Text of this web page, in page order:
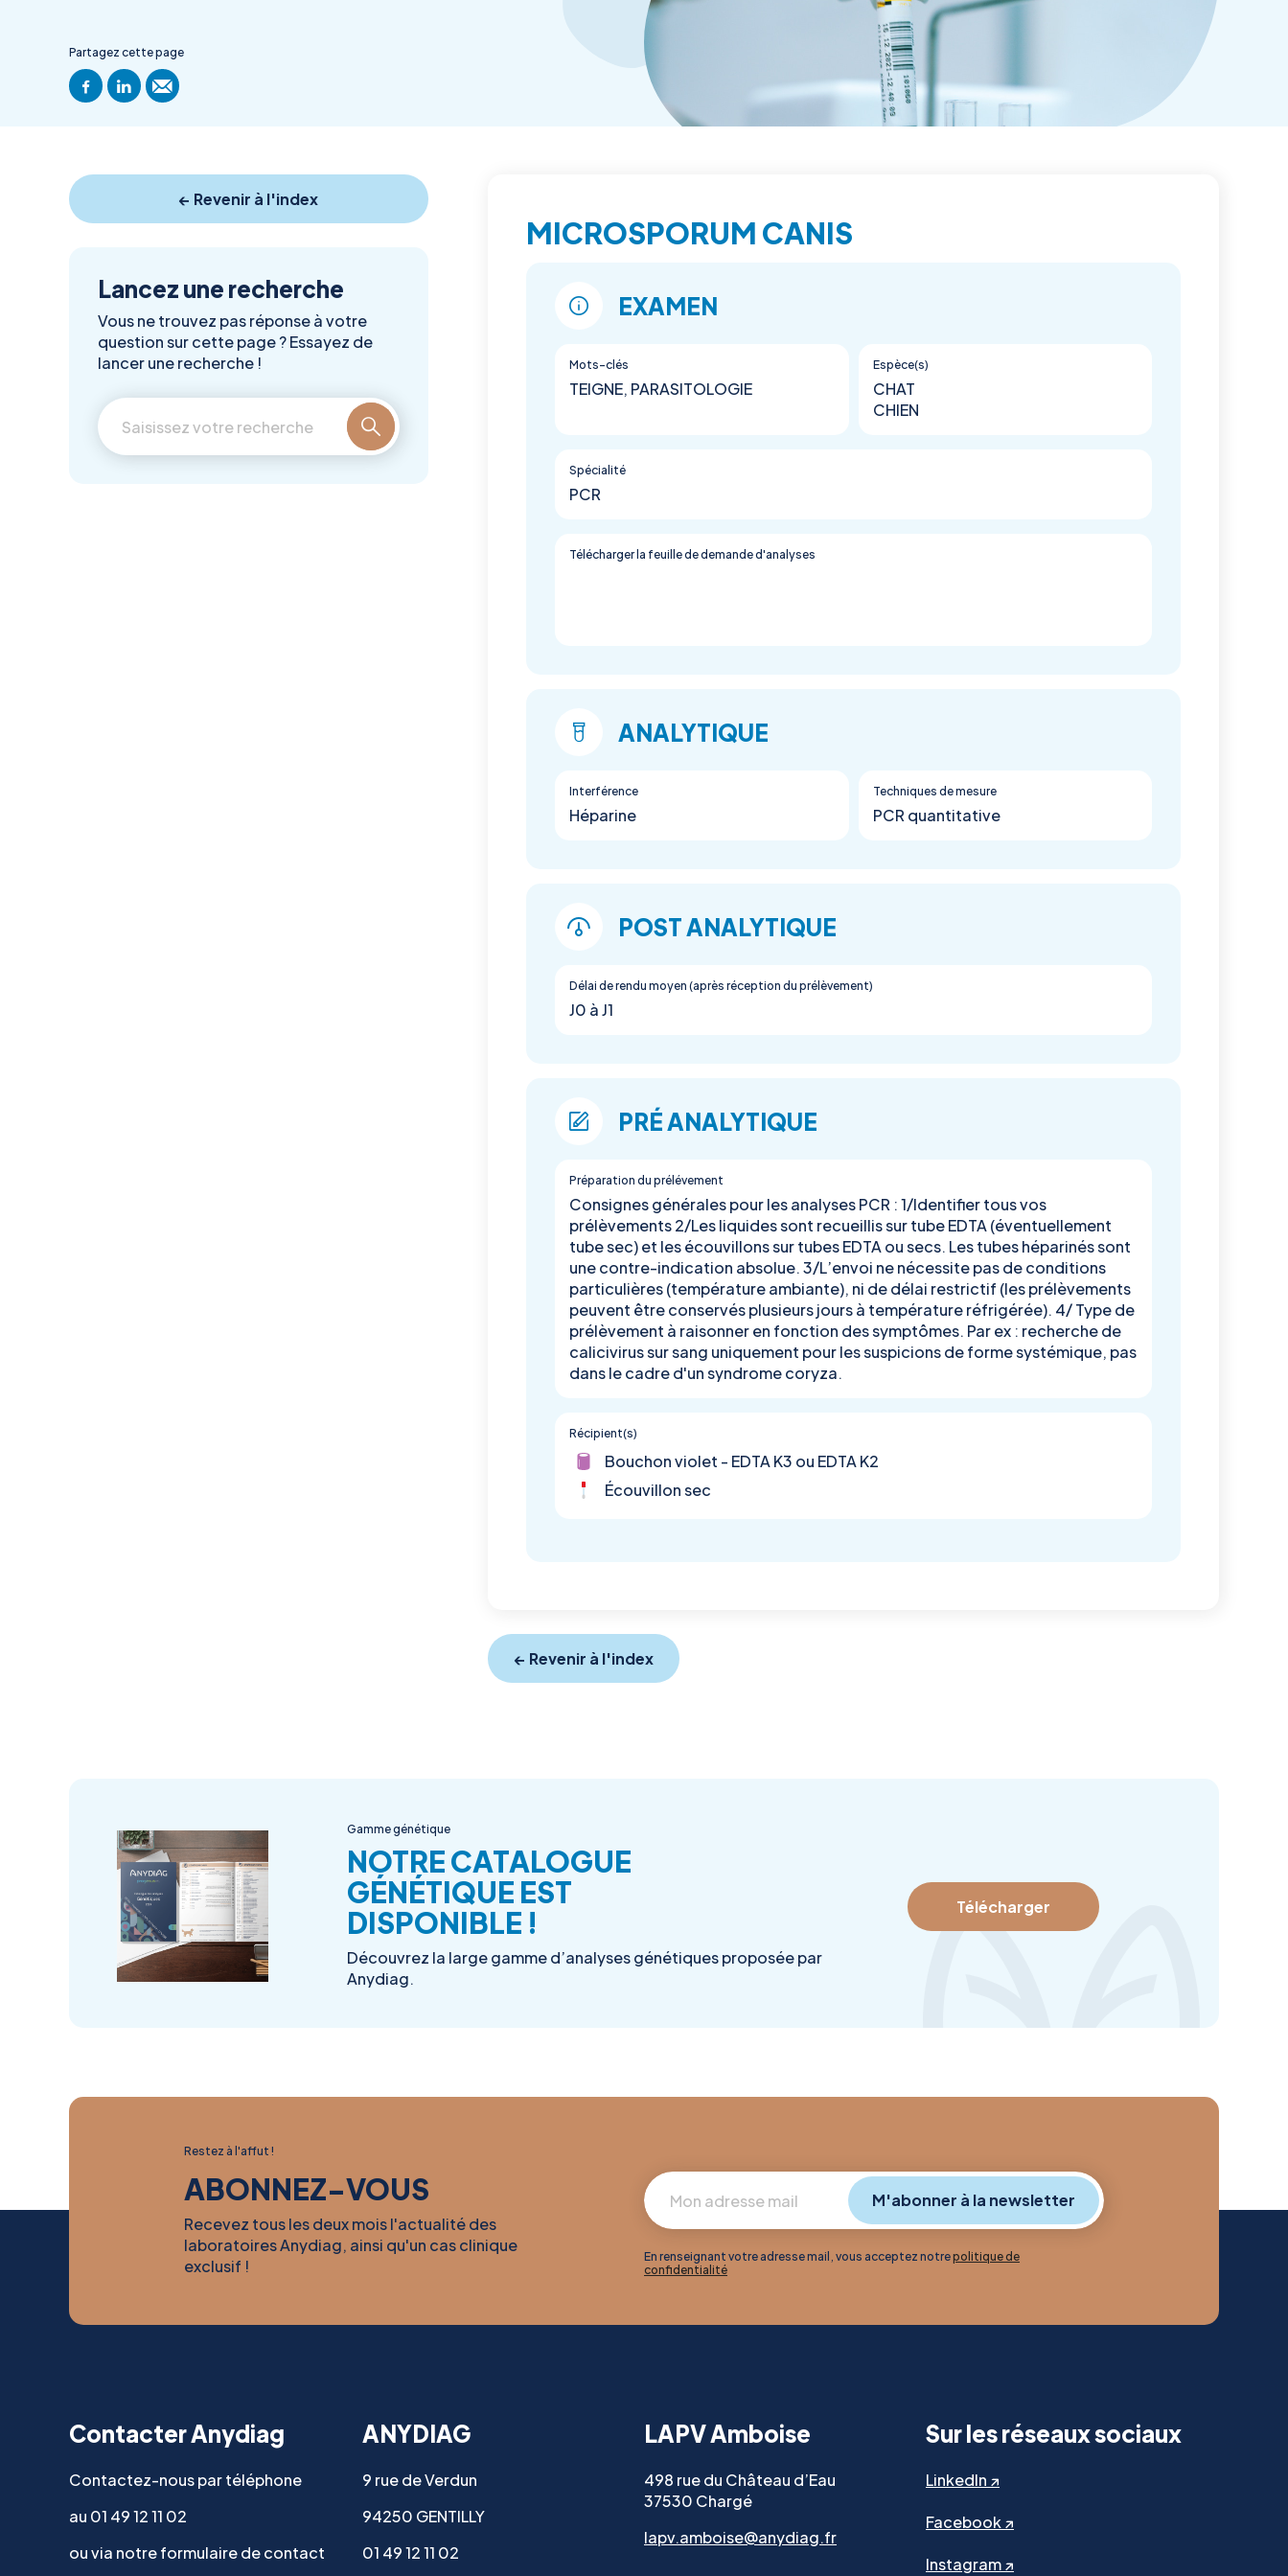
Partagez cette page
← Revenir à l'index
Lancez une recherche
Vous ne trouvez pas réponse à votre
question sur cette page ? Essayez de
lancer une recherche !
MICROSPORUM CANIS
EXAMEN
Mots-clés
TEIGNE, PARASITOLOGIE
Espèce(s)
CHAT
CHIEN
Spécialité
PCR
Télécharger la feuille de demande d'analyses
ANALYTIQUE
Interférence
Héparine
Techniques de mesure
PCR quantitative
POST ANALYTIQUE
Délai de rendu moyen (après réception du prélèvement)
J0 à J1
PRÉ ANALYTIQUE
Préparation du prélévement
Consignes générales pour les analyses PCR : 1/Identifier tous vos
prélèvements 2/Les liquides sont recueillis sur tube EDTA (éventuellement
tube sec) et les écouvillons sur tubes EDTA ou secs. Les tubes héparinés sont
une contre-indication absolue. 3/L’envoi ne nécessite pas de conditions
particulières (température ambiante), ni de délai restrictif (les prélèvements
peuvent être conservés plusieurs jours à température réfrigérée). 4/ Type de
prélèvement à raisonner en fonction des symptômes. Par ex : recherche de
calicivirus sur sang uniquement pour les suspicions de forme systémique, pas
dans le cadre d'un syndrome coryza.
Récipient(s)
Bouchon violet - EDTA K3 ou EDTA K2
Écouvillon sec
← Revenir à l'index
Gamme génétique
NOTRE CATALOGUE
GÉNÉTIQUE EST
DISPONIBLE !
Découvrez la large gamme d’analyses génétiques proposée par
Anydiag.
Télécharger
Restez à l'affut !
ABONNEZ-VOUS
Recevez tous les deux mois l'actualité des
laboratoires Anydiag, ainsi qu'un cas clinique
exclusif !
En renseignant votre adresse mail, vous acceptez notrepolitique de
confidentialité
Contacter Anydiag
Contactez-nous par téléphone
au 01 49 12 11 02
ou via notre formulaire de contact
ANYDIAG
9 rue de Verdun
94250 GENTILLY
01 49 12 11 02
LAPV Amboise
498 rue du Château d’Eau
37530 Chargé
lapv.amboise@anydiag.fr
Sur les réseaux sociaux
LinkedIn ↗
Facebook ↗
Instagram ↗